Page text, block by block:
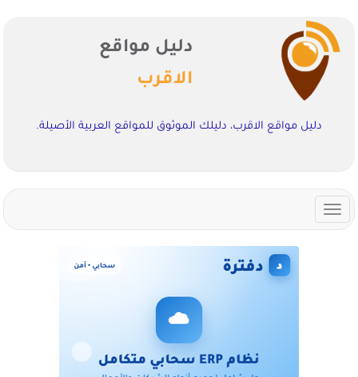
دليل مواقع
الاقرب
دليل مواقع الاقرب، دليلك الموثوق للمواقع العربية الأصيلة.
Toggle
navigation